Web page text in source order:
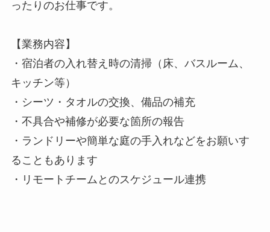
ったりのお仕事です。
【業務内容】
・宿泊者の入れ替え時の清掃（床、バスルーム、
キッチン等）
・シーツ・タオルの交換、備品の補充
・不具合や補修が必要な箇所の報告
・ランドリーや簡単な庭の手入れなどをお願いす
ることもあります
・リモートチームとのスケジュール連携